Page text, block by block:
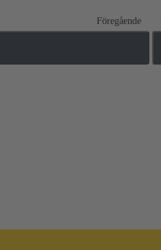
Föregående